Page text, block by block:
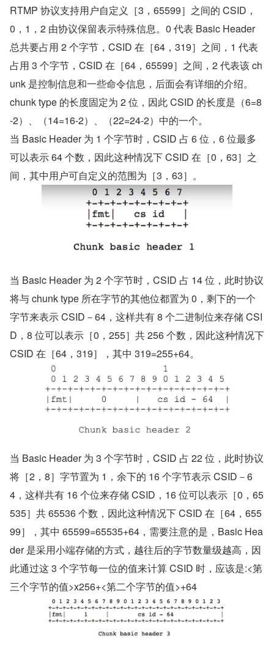
RTMP 协议支持用户自定义［3，65599］之间的 CSID，
0，1，2 由协议保留表示特殊信息。0 代表 Basic Header
总共要占用 2 个字节，CSID 在［64，319］之间，1 代表
占用 3 个字节，CSID 在［64，65599］之间，2 代表该 ch
unk 是控制信息和一些命令信息，后面会有详细的介绍。
chunk type 的长度固定为 2 位，因此 CSID 的长度是（6=8
-2）、（14=16-2）、（22=24-2）中的一个。
当 Basic Header 为 1 个字节时，CSID 占 6 位，6 位最多
可以表示 64 个数，因此这种情况下 CSID 在［0，63］之
间，其中用户可自定义的范围为［3，63］。
当 Basic Header 为 2 个字节时，CSID 占 14 位，此时协议
将与 chunk type 所在字节的其他位都置为 0，剩下的一个
字节来表示 CSID－64，这样共有 8 个二进制位来存储 CSI
D，8 位可以表示［0，255］共 256 个数，因此这种情况下
CSID 在［64，319］，其中 319=255+64。
当 Basic Header 为 3 个字节时，CSID 占 22 位，此时协议
将［2，8］字节置为 1，余下的 16 个字节表示 CSID－6
4，这样共有 16 个位来存储 CSID，16 位可以表示［0，65
535］共 65536 个数，因此这种情况下 CSID 在［64，655
99］，其中 65599=65535+64，需要注意的是，Basic Hea
der 是采用小端存储的方式，越往后的字节数量级越高，因
此通过这 3 个字节每一位的值来计算 CSID 时，应该是:<第
三个字节的值>x256+<第二个字节的值>+64